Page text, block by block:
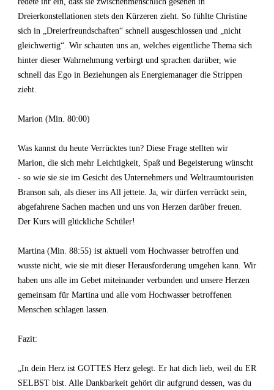
Dreierkonstellationen stets den Kürzeren zieht. So fühlte Christine
sich in „Dreierfreundschaften“ schnell ausgeschlossen und „nicht
gleichwertig“. Wir schauten uns an, welches eigentliche Thema sich
hinter dieser Wahrnehmung verbirgt und sprachen darüber, wie
schnell das Ego in Beziehungen als Energiemanager die Strippen
zieht.
Marion (Min. 80:00)
Was kannst du heute Verrücktes tun? Diese Frage stellten wir
Marion, die sich mehr Leichtigkeit, Spaß und Begeisterung wünscht
- so wie sie sie im Gesicht des Unternehmers und Weltraumtouristen
Branson sah, als dieser ins All jettete. Ja, wir dürfen verrückt sein,
abgefahrene Sachen machen und uns von Herzen darüber freuen.
Der Kurs will glückliche Schüler!
Martina (Min. 88:55) ist aktuell vom Hochwasser betroffen und
wusste nicht, wie sie mit dieser Herausforderung umgehen kann. Wir
haben uns alle im Gebet miteinander verbunden und unsere Herzen
gemeinsam für Martina und alle vom Hochwasser betroffenen
Menschen schlagen lassen.
Fazit:
„In dein Herz ist GOTTES Herz gelegt. Er hat dich lieb, weil du ER
SELBST bist. Alle Dankbarkeit gehört dir aufgrund dessen, was du